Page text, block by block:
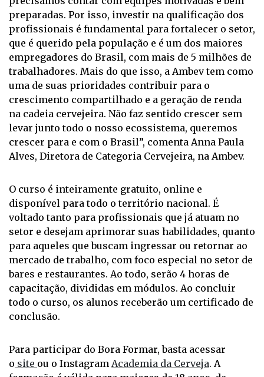
preparadas. Por isso, investir na qualificação dos
profissionais é fundamental para fortalecer o setor,
que é querido pela população e é um dos maiores
empregadores do Brasil, com mais de 5 milhões de
trabalhadores. Mais do que isso, a Ambev tem como
uma de suas prioridades contribuir para o
crescimento compartilhado e a geração de renda
na cadeia cervejeira. Não faz sentido crescer sem
levar junto todo o nosso ecossistema, queremos
crescer para e com o Brasil”, comenta Anna Paula
Alves, Diretora de Categoria Cervejeira, na Ambev.
O curso é inteiramente gratuito, online e
disponível para todo o território nacional. É
voltado tanto para profissionais que já atuam no
setor e desejam aprimorar suas habilidades, quanto
para aqueles que buscam ingressar ou retornar ao
mercado de trabalho, com foco especial no setor de
bares e restaurantes. Ao todo, serão 4 horas de
capacitação, divididas em módulos. Ao concluir
todo o curso, os alunos receberão um certificado de
conclusão.
Para participar do Bora Formar, basta acessar
o site ou o Instagram Academia da Cerveja. A